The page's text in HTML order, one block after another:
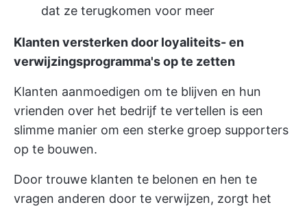
dat ze terugkomen voor meer
Klanten versterken door loyaliteits- en
verwijzingsprogramma's op te zetten
Klanten aanmoedigen om te blijven en hun
vrienden over het bedrijf te vertellen is een
slimme manier om een sterke groep supporters
op te bouwen.
Door trouwe klanten te belonen en hen te
vragen anderen door te verwijzen, zorgt het